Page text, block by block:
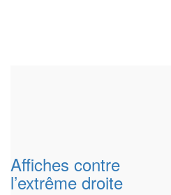
Affiches contre
l’extrême droite